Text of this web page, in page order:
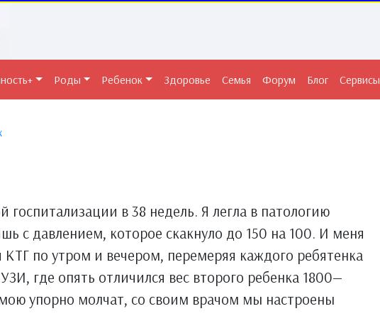
Роды Ребенок Здоровье Семья Форум Блог Сервисы
госпитализации в 38 недель. Я легла в патологию
с давлением, которое скакнуло до 150 на 100. И меня
КТГ по утром и вечером, перемеряя каждого ребятенка
где опять отличился вес второго ребенка 1800—
упорно молчат, со своим врачом мы настроены